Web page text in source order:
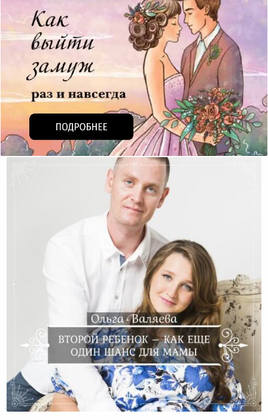
Второй ребенок – как еще один шанс для
мамы